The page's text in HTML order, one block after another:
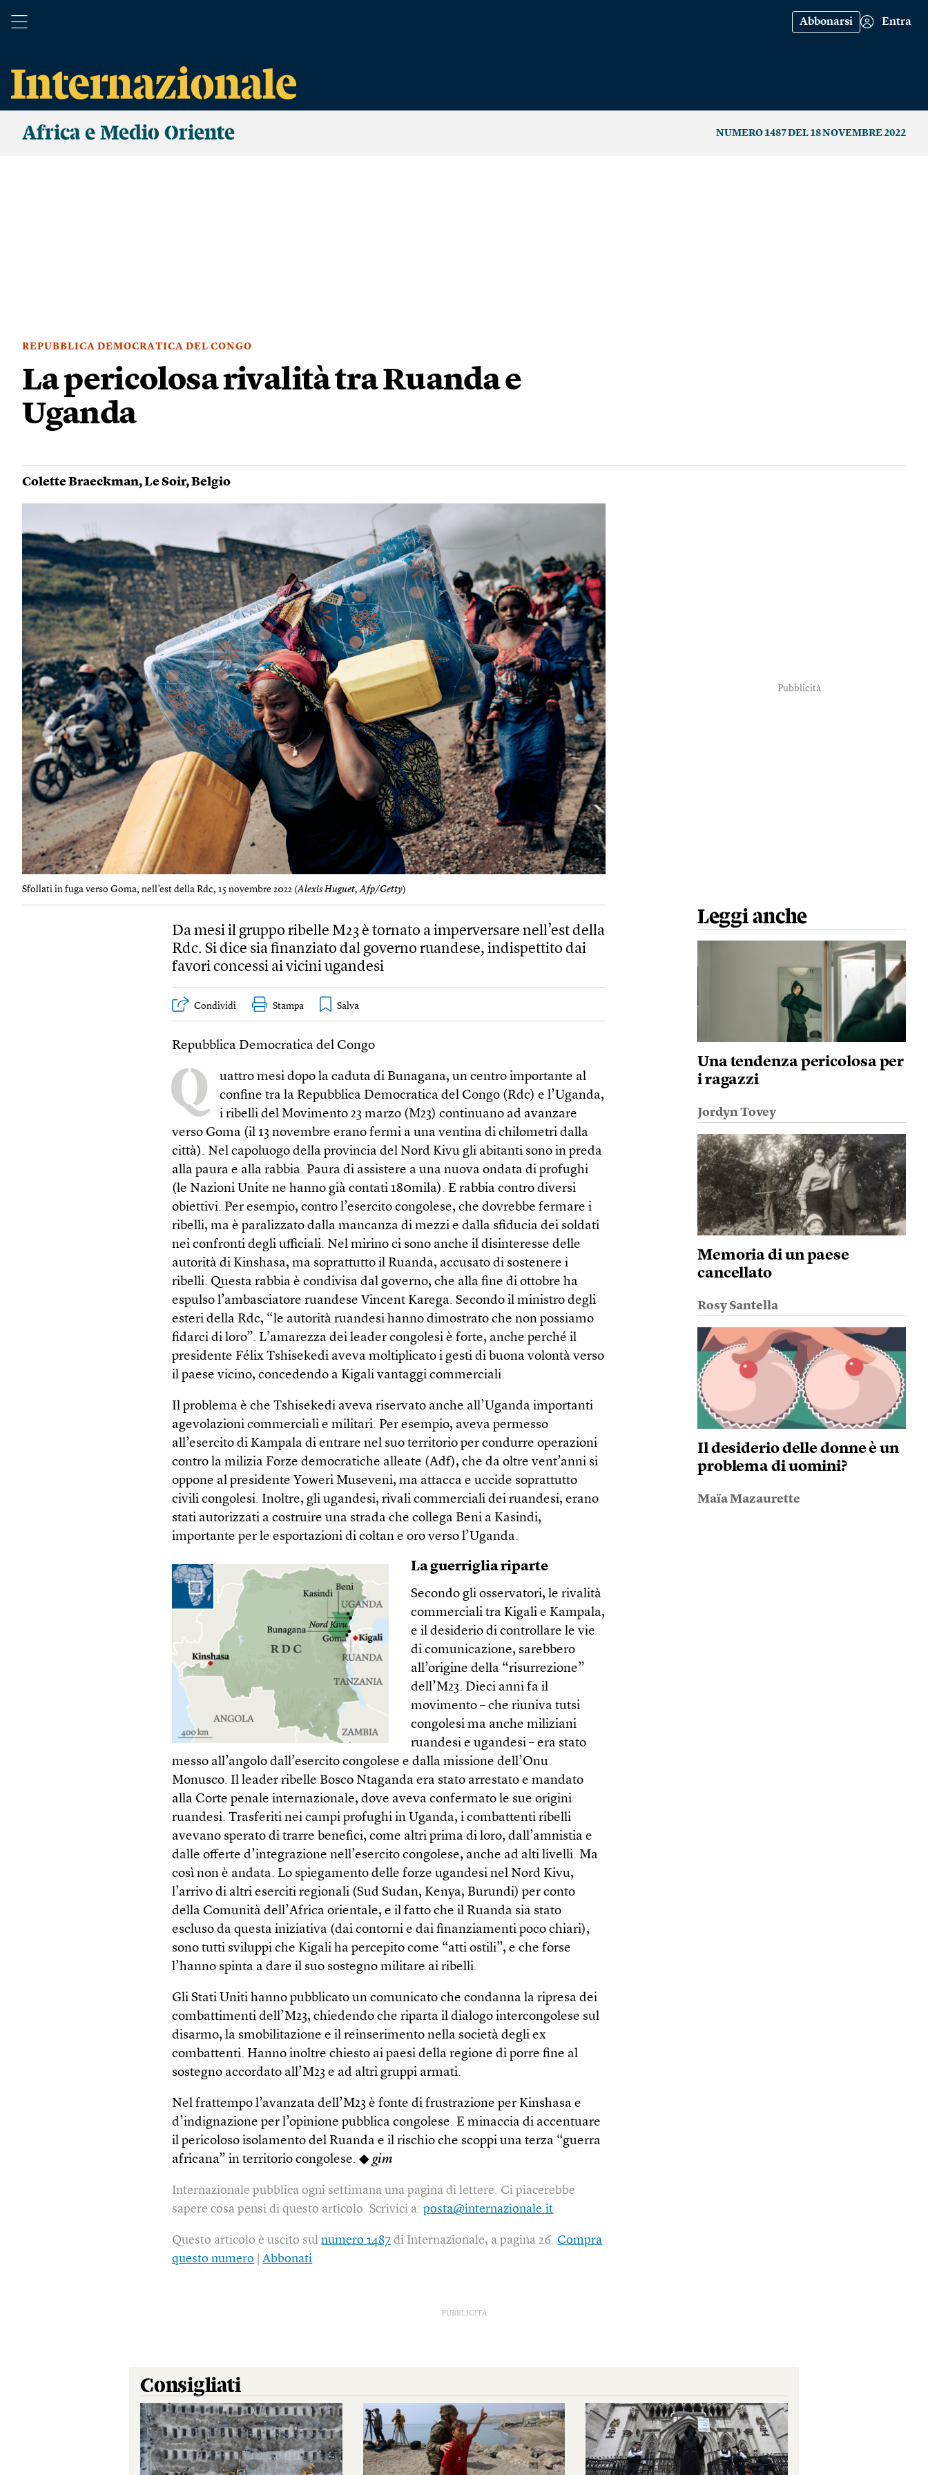
Abbonarsi Entra
Africa e Medio Oriente NUMERO 1487 DEL 18 NOVEMBRE 2022
REPUBBLICA DEMOCRATICA DEL CONGO
La pericolosa rivalità tra Ruanda e
Uganda
Colette Braeckman,Le Soir,Belgio
Sfollati in fuga verso Goma, nell’est della Rdc, 15 novembre 2022 (Alexis Huguet, Afp/Getty)
Pubblicità
Da mesi il gruppo ribelle M23 è tornato a imperversare nell’est della
Rdc. Si dice sia finanziato dal governo ruandese, indispettito dai
favori concessi ai vicini ugandesi
Condividi Stampa
Repubblica Democratica del Congo
Q
uattro mesi dopo la caduta di Bunagana, un centro importante al
confine tra la Repubblica Democratica del Congo (Rdc) e l’Uganda,
i ribelli del Movimento 23 marzo (M23) continuano ad avanzare
verso Goma (il 13 novembre erano fermi a una ventina di chilometri dalla
città). Nel capoluogo della provincia del Nord Kivu gli abitanti sono in preda
alla paura e alla rabbia. Paura di assistere a una nuova ondata di profughi
(le Nazioni Unite ne hanno già contati 180mila). E rabbia contro diversi
obiettivi. Per esempio, contro l’esercito congolese, che dovrebbe fermare i
ribelli, ma è paralizzato dalla mancanza di mezzi e dalla sfiducia dei soldati
nei confronti degli ufficiali. Nel mirino ci sono anche il disinteresse delle
autorità di Kinshasa, ma soprattutto il Ruanda, accusato di sostenere i
ribelli. Questa rabbia è condivisa dal governo, che alla fine di ottobre ha
espulso l’ambasciatore ruandese Vincent Karega. Secondo il ministro degli
esteri della Rdc, “le autorità ruandesi hanno dimostrato che non possiamo
fidarci di loro”. L’amarezza dei leader congolesi è forte, anche perché il
presidente Félix Tshisekedi aveva moltiplicato i gesti di buona volontà verso
il paese vicino, concedendo a Kigali vantaggi commerciali.
Il problema è che Tshisekedi aveva riservato anche all’Uganda importanti
agevolazioni commerciali e militari. Per esempio, aveva permesso
all’esercito di Kampala di entrare nel suo territorio per condurre operazioni
contro la milizia Forze democratiche alleate (Adf), che da oltre vent’anni si
oppone al presidente Yoweri Museveni, ma attacca e uccide soprattutto
civili congolesi. Inoltre, gli ugandesi, rivali commerciali dei ruandesi, erano
stati autorizzati a costruire una strada che collega Beni a Kasindi,
importante per le esportazioni di coltan e oro verso l’Uganda.
La guerriglia riparte
Secondo gli osservatori, le rivalità
commerciali tra Kigali e Kampala,
e il desiderio di controllare le vie
di comunicazione, sarebbero
all’origine della “risurrezione”
dell’M23. Dieci anni fa il
movimento – che riuniva tutsi
congolesi ma anche miliziani
ruandesi e ugandesi – era stato
messo all’angolo dall’esercito congolese e dalla missione dell’Onu
Monusco. Il leader ribelle Bosco Ntaganda era stato arrestato e mandato
alla Corte penale internazionale, dove aveva confermato le sue origini
ruandesi. Trasferiti nei campi profughi in Uganda, i combattenti ribelli
avevano sperato di trarre benefici, come altri prima di loro, dall’amnistia e
dalle offerte d’integrazione nell’esercito congolese, anche ad alti livelli. Ma
così non è andata. Lo spiegamento delle forze ugandesi nel Nord Kivu,
l’arrivo di altri eserciti regionali (Sud Sudan, Kenya, Burundi) per conto
della Comunità dell’Africa orientale, e il fatto che il Ruanda sia stato
escluso da questa iniziativa (dai contorni e dai finanziamenti poco chiari),
sono tutti sviluppi che Kigali ha percepito come “atti ostili”, e che forse
l’hanno spinta a dare il suo sostegno militare ai ribelli.
Gli Stati Uniti hanno pubblicato un comunicato che condanna la ripresa dei
combattimenti dell’M23, chiedendo che riparta il dialogo intercongolese sul
disarmo, la smobilitazione e il reinserimento nella società degli ex
combattenti. Hanno inoltre chiesto ai paesi della regione di porre fine al
sostegno accordato all’M23 e ad altri gruppi armati.
Nel frattempo l’avanzata dell’M23 è fonte di frustrazione per Kinshasa e
d’indignazione per l’opinione pubblica congolese. E minaccia di accentuare
il pericoloso isolamento del Ruanda e il rischio che scoppi una terza “guerra
africana” in territorio congolese. ◆gim
Internazionale pubblica ogni settimana una pagina di lettere. Ci piacerebbe
sapere cosa pensi di questo articolo. Scrivici a:posta@internazionale.it
Questo articolo è uscito sulnumero 1487 di Internazionale, a pagina 26.Compra
questo numero |Abbonati
Leggi anche
Una tendenza pericolosa per
i ragazzi
Jordyn Tovey
Memoria di un paese
cancellato
Rosy Santella
Il desiderio delle donne è un
problema di uomini?
Maïa Mazaurette
PUBBLICITÀ
Consigliati